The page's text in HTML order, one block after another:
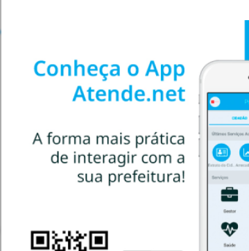
AUTOATENDIMENTO
Acesso à Informação
Cidadão
Transparência
CONTATOS
(55) 3781-4361